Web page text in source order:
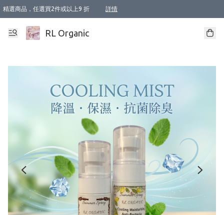
精選商品，任選買2件或以上9 折 詳情
XI周年優惠【新品自由選2件88折/3件85折】
XI周年優惠【Chakra 脈輪平衡自由選2件9折/3件85折/5件8折】
Florame 肌底自由選 2支9折 3支85折
XI周年優惠【蟲蟲退散 · 防衛結界﹞系列2件9折】
Sunki 任選2件95折
BIOFFICINA TOSCANA 任選2支9折 3支85折
Lamav 任選1件9折 2件85折
Mukti Organics 指定產品任選1件9折, 2件88折 3件85折
Intelligent Nutrients Skincare 任選2件9折
deodorant 任選2件88折
化妝品 任選2件95折
XI周年優惠【身心靈單品 任選2件9折/3件85折/5件8折】
XI周年優惠 【精油/香水 任選2件9折/3件85折/5件8折】
XI周年優惠【「關節到肌膚」全效養護 BODY OIL 組2件88折/3件85折】
XI周年優惠【夏日有機物理防曬套裝2件88折】
XI周年優惠【夏日潔面隨意選2件88折/3件85折】
XI周年優惠【逆齡奇蹟抗氧 11 自由選2件88折/3件85折/4件或以上8折】
新會員首次購物即享全單 95 折優惠！
成為VIP / VVIP 可享有生日月現金扣減獎賞優惠 !! 記得去賬户資料填上生日日期啦 !
選用順豐速運，滿$500 免運費
本地速遞 京東 送住宅/ 工商地址 $400 免運費
澳門訂單選用順豐速運，滿$800 免運費
RL Organic